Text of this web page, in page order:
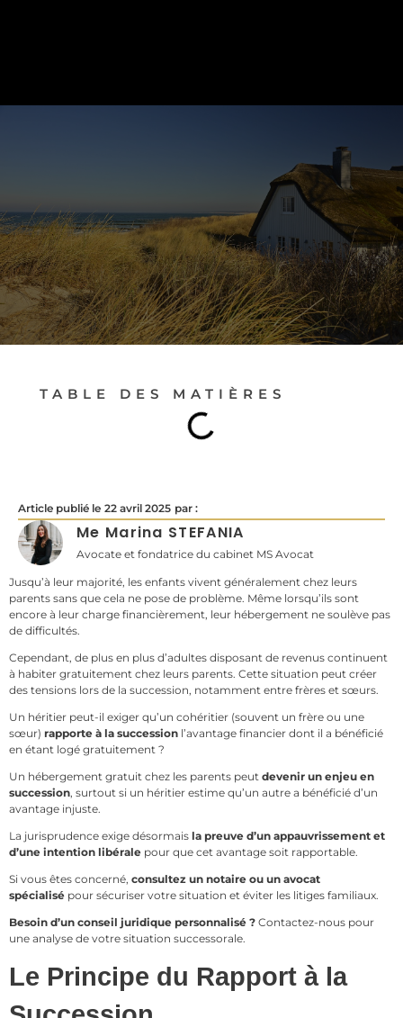
Article publié le 22 avril 2025 par :
Me Marina STEFANIA
Avocate et fondatrice du cabinet MS Avocat
Jusqu’à leur majorité, les enfants vivent généralement chez leurs
parents sans que cela ne pose de problème. Même lorsqu’ils sont
encore à leur charge financièrement, leur hébergement ne soulève pas
de difficultés.
Cependant, de plus en plus d’adultes disposant de revenus continuent
à habiter gratuitement chez leurs parents. Cette situation peut créer
des tensions lors de la succession, notamment entre frères et sœurs.
Un héritier peut-il exiger qu’un cohéritier (souvent un frère ou une
sœur) rapporte à la succession l’avantage financier dont il a bénéficié
en étant logé gratuitement ?
Un hébergement gratuit chez les parents peut devenir un enjeu en
succession, surtout si un héritier estime qu’un autre a bénéficié d’un
avantage injuste.
La jurisprudence exige désormais la preuve d’un appauvrissement et
d’une intention libérale pour que cet avantage soit rapportable.
Si vous êtes concerné, consultez un notaire ou un avocat
spécialisé pour sécuriser votre situation et éviter les litiges familiaux.
Besoin d’un conseil juridique personnalisé ? Contactez-nous pour
une analyse de votre situation successorale.
Le Principe du Rapport à la
TABLE DES MATIÈRES